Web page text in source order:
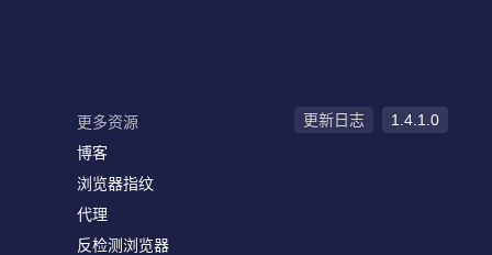
更多资源
博客
浏览器指纹
代理
反检测浏览器
更新日志 1.4.1.0